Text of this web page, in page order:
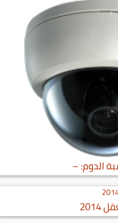
الدوم: –